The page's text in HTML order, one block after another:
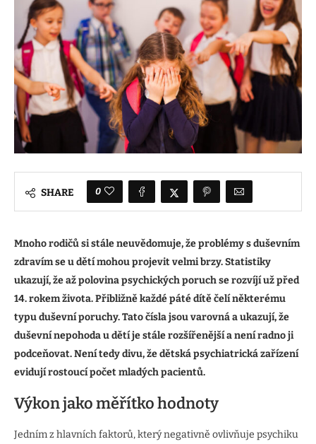
SHARE 0
Mnoho rodičů si stále neuvědomuje, že problémy s duševním
zdravím se u dětí mohou projevit velmi brzy. Statistiky
ukazují, že až polovina psychických poruch se rozvíjí už před
14. rokem života. Přibližně každé páté dítě čelí některému
typu duševní poruchy. Tato čísla jsou varovná a ukazují, že
duševní nepohoda u dětí je stále rozšířenější a není radno ji
podceňovat. Není tedy divu, že dětská psychiatrická zařízení
evidují rostoucí počet mladých pacientů.
Výkon jako měřítko hodnoty
Jedním z hlavních faktorů, který negativně ovlivňuje psychiku